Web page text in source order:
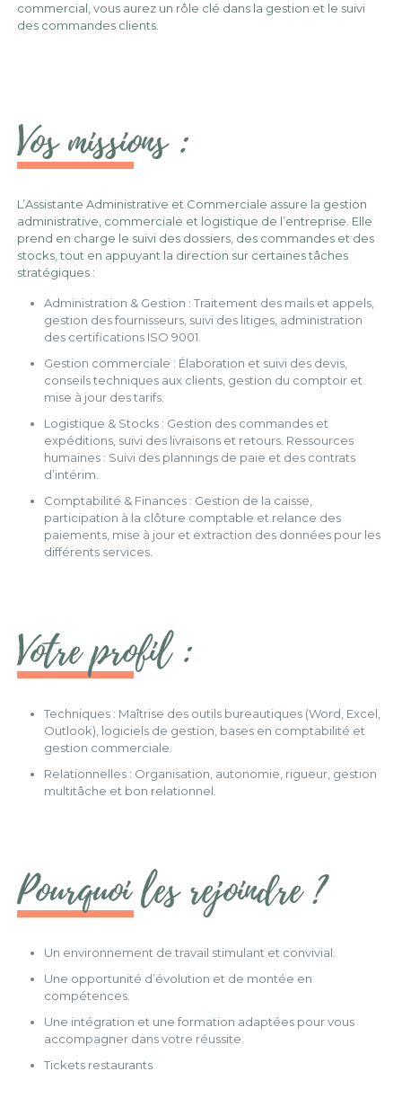
commercial, vous aurez un rôle clé dans la gestion et le suivi
des commandes clients.
Vos missions :
L’Assistante Administrative et Commerciale assure la gestion
administrative, commerciale et logistique de l’entreprise. Elle
prend en charge le suivi des dossiers, des commandes et des
stocks, tout en appuyant la direction sur certaines tâches
stratégiques :
Administration & Gestion : Traitement des mails et appels,
gestion des fournisseurs, suivi des litiges, administration
des certifications ISO 9001.
Gestion commerciale : Élaboration et suivi des devis,
conseils techniques aux clients, gestion du comptoir et
mise à jour des tarifs.
Logistique & Stocks : Gestion des commandes et
expéditions, suivi des livraisons et retours. Ressources
humaines : Suivi des plannings de paie et des contrats
d’intérim.
Comptabilité & Finances : Gestion de la caisse,
participation à la clôture comptable et relance des
paiements, mise à jour et extraction des données pour les
différents services.
Votre profil :
Techniques : Maîtrise des outils bureautiques (Word, Excel,
Outlook), logiciels de gestion, bases en comptabilité et
gestion commerciale.
Relationnelles : Organisation, autonomie, rigueur, gestion
multitâche et bon relationnel.
Pourquoi les rejoindre ?
Un environnement de travail stimulant et convivial.
Une opportunité d’évolution et de montée en
compétences.
Une intégration et une formation adaptées pour vous
accompagner dans votre réussite.
Tickets restaurants